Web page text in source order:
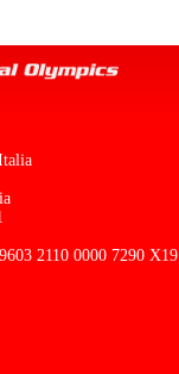
2110 0000 7290 X19